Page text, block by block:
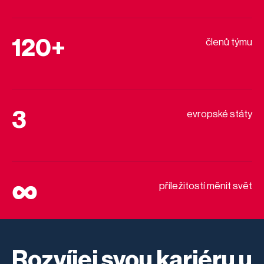
120+ členů týmu
3 evropské státy
∞ příležitostí měnit svět